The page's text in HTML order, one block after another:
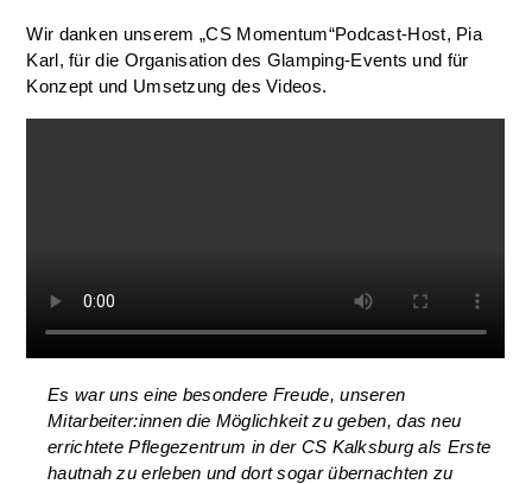
Wir danken unserem „CS Momentum“Podcast-Host, Pia
Karl, für die Organisation des Glamping-Events und für
Konzept und Umsetzung des Videos.
Es war uns eine besondere Freude, unseren
Mitarbeiter:innen die Möglichkeit zu geben, das neu
errichtete Pflegezentrum in der CS Kalksburg als Erste
hautnah zu erleben und dort sogar übernachten zu